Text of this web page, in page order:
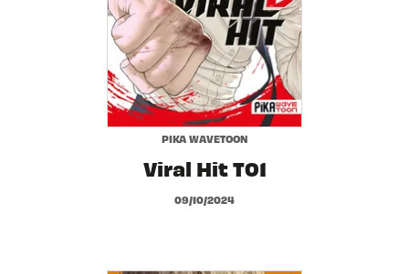
PIKA WAVETOON
Viral Hit T01
09/10/2024